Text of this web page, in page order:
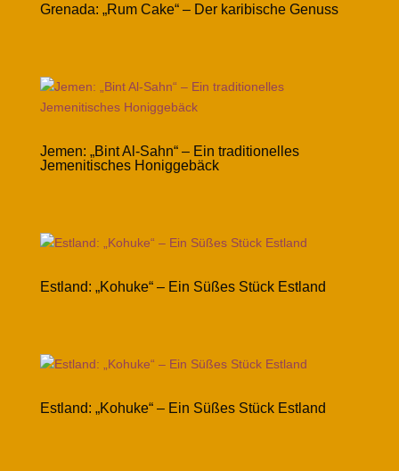
Grenada: „Rum Cake“ – Der karibische Genuss
Jemen: „Bint Al-Sahn“ – Ein traditionelles
Jemenitisches Honiggebäck
Estland: „Kohuke“ – Ein Süßes Stück Estland
Estland: „Kohuke“ – Ein Süßes Stück Estland